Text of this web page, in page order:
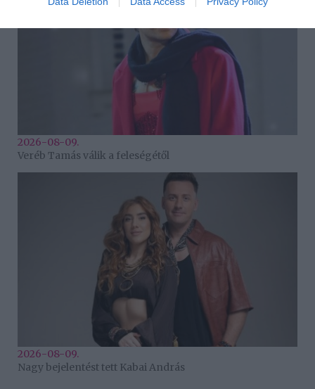
2026-08-09.
Veréb Tamás válik a feleségétől
2026-08-09.
Nagy bejelentést tett Kabai András